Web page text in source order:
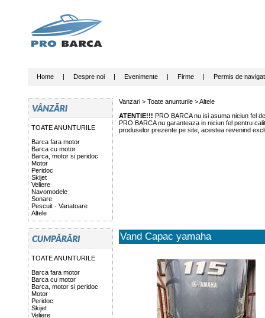
Home| Despre noi| Evenimente| Firme| Permis de
TOATE ANUNTURILE
Barca fara motor
Barca cu motor
Barca, motor si peridoc
Motor
Peridoc
Skijet
Veliere
Navomodele
Sonare
Pescuit - Vanatoare
Altele
TOATE ANUNTURILE
Barca fara motor
Barca cu motor
Barca, motor si peridoc
Motor
Peridoc
Skijet
Veliere
Vanzari > Toate anunturile>Altele
ATENTIE!!! PRO BARCA nu isi asuma niciun fel
PRO BARCA nu garanteaza in niciun fel pentru
produselor prezente pe site, acestea revenind
Vand Capac yamaha